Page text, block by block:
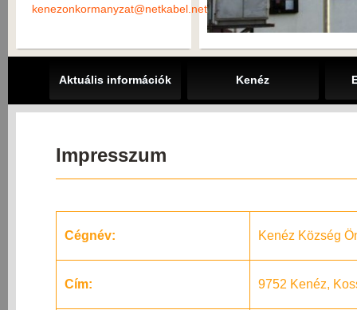
kenezonkormanyzat@netkabel.net
Aktuális információk Kenéz
Impresszum
Cégnév: Kenéz Község
Cím: 9752 Kenéz,